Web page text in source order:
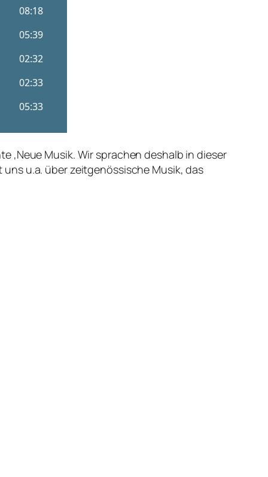
‚Neue Musik. Wir sprachen deshalb in dieser
u.a. über zeitgenössische Musik, das